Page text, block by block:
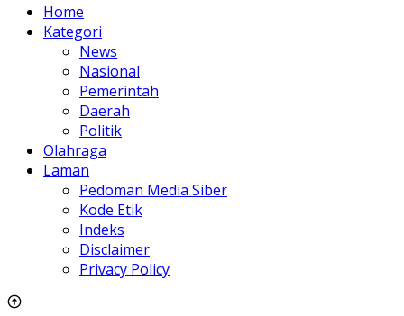
Home
Kategori
News
Nasional
Pemerintah
Daerah
Politik
Olahraga
Laman
Pedoman Media Siber
Kode Etik
Indeks
Disclaimer
Privacy Policy